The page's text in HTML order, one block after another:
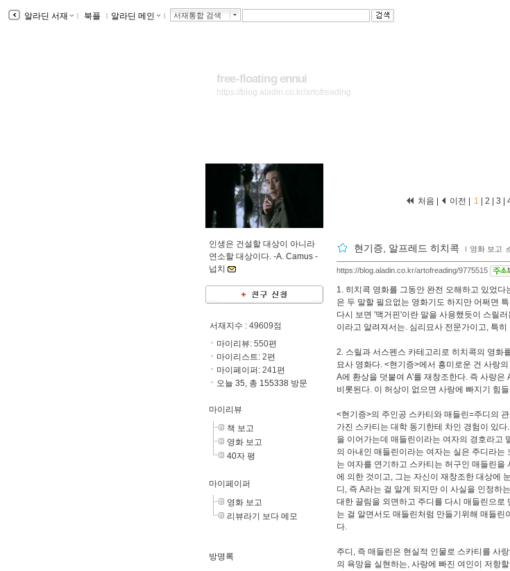
알라딘 서재 ｌ 북플 ｌ 알라딘 메인 ｌ 서재통합 검색
free-floating ennui
https://blog.aladin.co.kr/artofreading
인생은 건설할 대상이 아니라
연소할 대상이다. -A. Camus -
넙치
서재지수 : 49609점
마이리뷰: 550편
마이리스트: 2편
마이페이퍼: 241편
오늘 35, 총 155338 방문
마이리뷰
책 보고
영화 보고
40자 평
마이페이퍼
영화 보고
리뷰라기 보다 메모
방명록
처음 | 이전 | 1 2 3
현기증, 알프레드 히치콕 ｌ 영화 보고
https://blog.aladin.co.kr/artofreading/9775515
1. 히치콕 영화를 그동안 완전 오해하고 있었
은 두 말할 필요없는 영화기도 하지만 어쩌면
다시 보면 '맥거핀'이란 말을 사용했듯이 스릴
이라고 알려져서는. 심리묘사 전문가이고, 특
2. 스릴과 서스펜스 카테고리로 히치콕의 영화
묘사 영화다. <현기증>에서 흥미로운 건 사랑
A에 환상을 덧붙여 A'를 재창조한다. 즉 사랑
비롯된다. 이 허상이 없으면 사랑에 빠지기 힘
<현기증>의 주인공 스카티와 매들린=주디의
가진 스카티는 대학 동기한테 차인 경험이 있
을 이어가는데 매들린이라는 여자의 경호라고
의 아내인 매들린이라는 여자는 실은 주디라
는 여자를 연기하고 스카티는 허구인 매들린
에 의한 것이고, 그는 자신이 재창조한 대상에
디, 즉 A라는 걸 알게 되지만 이 사실을 인정하
대한 끌림을 외면하고 주디를 다시 매들린으
는 걸 알면서도 매들린처럼 만들기위해 매들
다.
주디, 즉 매들린은 현실적 인물로 스카티를 사
의 욕망을 실현하는, 사랑에 빠진 여인이 저항